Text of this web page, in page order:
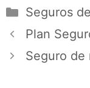
Seguros
Plan
Seguro de